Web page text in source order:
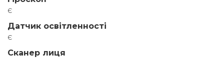
є
Датчик освітленності
є
Сканер лиця